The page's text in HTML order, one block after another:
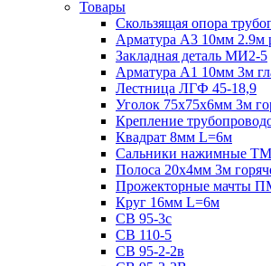
Товары
Скользящая опора
Арматура А3 10мм 2.9м
Закладная деталь МИ2-5
Арматура А1 10мм 3м
Лестница ЛГФ 45-18,9
Уголок 75х75х6мм 3м
Крепление
Квадрат 8мм L=6м
Сальники нажимные ТМ
Полоса 20х4мм 3м
Прожекторные мачты
Круг 16мм L=6м
СВ 95-3с
СВ 110-5
СВ 95-2-2в